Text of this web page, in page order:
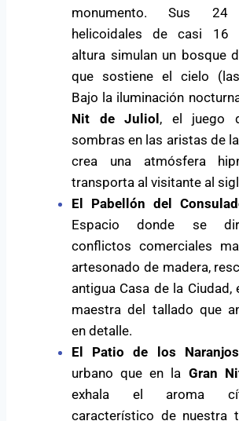
monumento. Sus 24
helicoidales de casi 16
altura simulan un bosque
que sostiene el cielo
Bajo la iluminación
Nit de Juliol , el juego
sombras en las aristas de
crea una atmósfera
transporta al visitante al
El Pabellón del
Espacio donde se
conflictos comerciales
artesonado de madera,
antigua Casa de la Ciudad,
maestra del tallado que
en detalle.
El Patio de los Naranjos
urbano que en la Gran
exhala el aroma
característico de nuestra